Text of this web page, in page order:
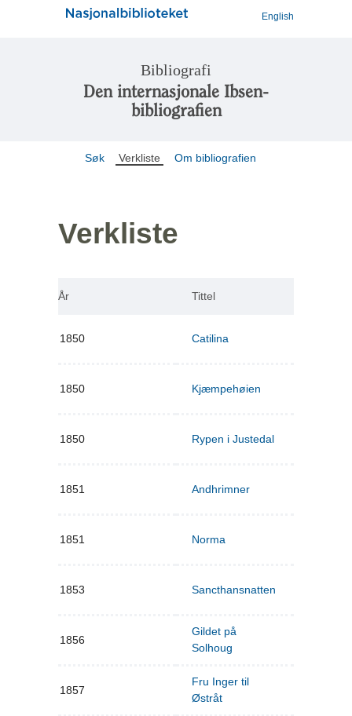
English
Bibliografi
Den internasjonale Ibsen-
bibliografien
Søk Verkliste Om bibliografien
Verkliste
År Tittel
1850 Catilina
1850 Kjæmpehøien
1850 Rypen i Justedal
1851 Andhrimner
1851 Norma
1853 Sancthansnatten
1856
Gildet på
Solhoug
1857
Fru Inger til
Østråt